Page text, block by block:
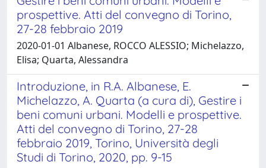
prospettive. Atti del convegno di Torino,
27-28 febbraio 2019
2020-01-01 Albanese, ROCCO ALESSIO; Michelazzo,
Elisa; Quarta, Alessandra
Introduzione, in R.A. Albanese, E.
Michelazzo, A. Quarta (a cura di), Gestire i
beni comuni urbani. Modelli e prospettive.
Atti del convegno di Torino, 27-28
febbraio 2019, Torino, Università degli
Studi di Torino, 2020, pp. 9-15